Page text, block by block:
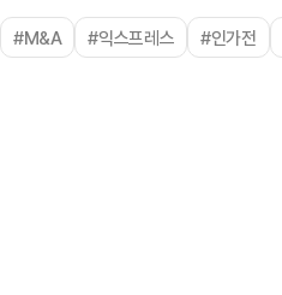
#M&A #익스프레스 #인가전